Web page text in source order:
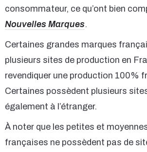
consommateur, ce qu’ont bien
Nouvelles Marques.
Certaines grandes marques
plusieurs sites de production en
revendiquer une production 100%
Certaines possèdent plusieurs
également à l’étranger.
À noter que les petites et
françaises ne possèdent pas de